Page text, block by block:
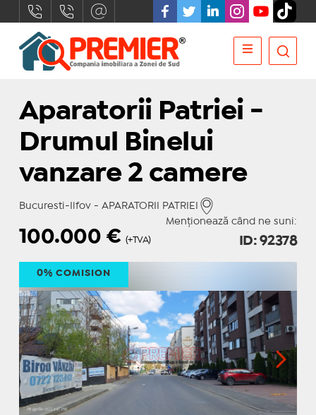
Aparatorii Patriei -
Drumul Binelui
vanzare 2 camere
Bucuresti-Ilfov - APARATORII PATRIEI
Menționează când ne suni:
100.000 € (+TVA) ID: 92378
0% COMISION